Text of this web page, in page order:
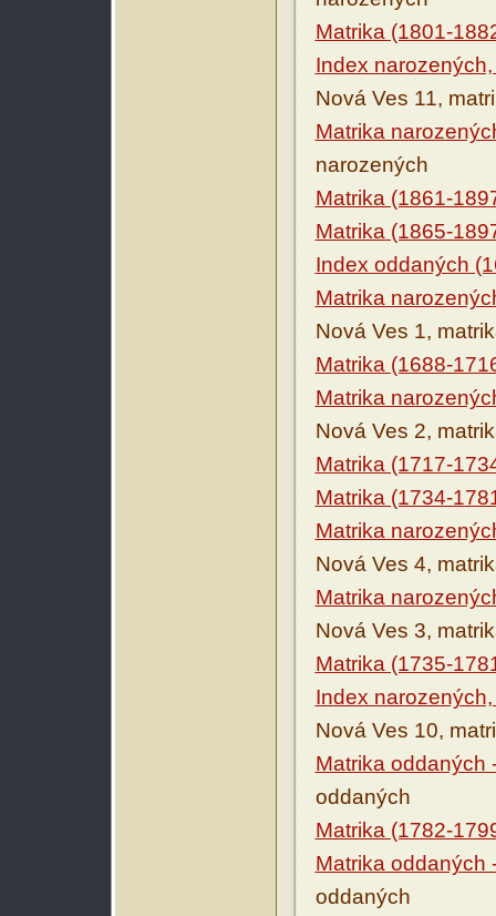
Matrika (1801-
Index
Nová Ves 11,
Matrika
narozených
Matrika (1861-
Matrika (1865-
Index oddaných
Matrika
Nová Ves 1,
Matrika (1688-
Matrika
Nová Ves 2,
Matrika (1717-
Matrika (1734-
Matrika
Nová Ves 4,
Matrika
Nová Ves 3,
Matrika (1735-
Index
Nová Ves 10,
Matrika oddaných
oddaných
Matrika (1782-
Matrika oddaných
oddaných